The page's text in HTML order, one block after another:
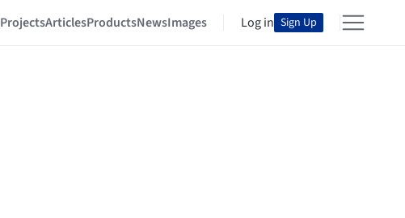
ProjectsArticlesProductsNewsImages Log in Sign Up